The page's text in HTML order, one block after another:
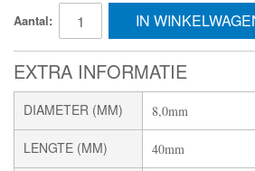
Aantal: IN
EXTRA INFORMATIE
DIAMETER (MM) 8,0mm
LENGTE (MM) 40mm